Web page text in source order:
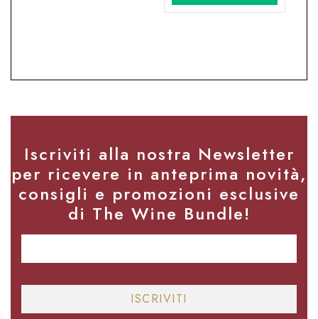
Iscriviti alla nostra Newsletter
per ricevere in anteprima novità,
consigli e promozioni esclusive
di The Wine Bundle!